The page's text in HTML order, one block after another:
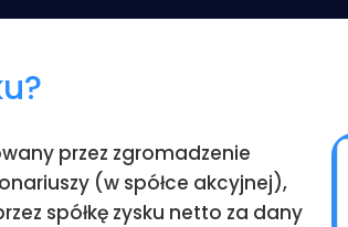
przez zgromadzenie
(w spółce akcyjnej),
spółkę zysku netto za dany